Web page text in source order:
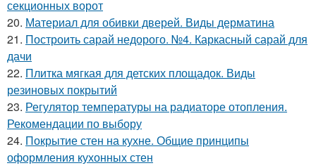
секционных ворот
20. Материал для обивки дверей. Виды дерматина
21. Построить сарай недорого. №4. Каркасный сарай для
дачи
22. Плитка мягкая для детских площадок. Виды
резиновых покрытий
23. Регулятор температуры на радиаторе отопления.
Рекомендации по выбору
24. Покрытие стен на кухне. Общие принципы
оформления кухонных стен